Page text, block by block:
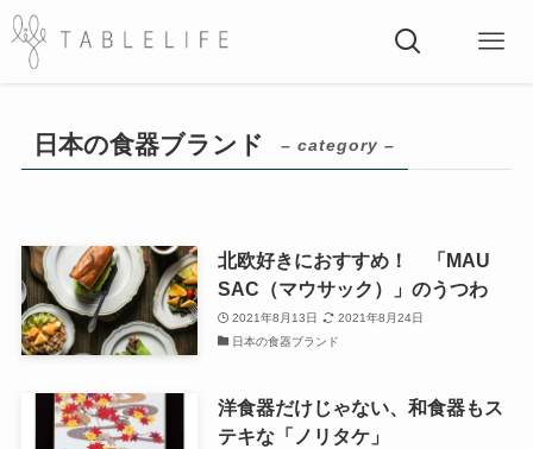
日本の食器ブランド – category –
北欧好きにおすすめ！ 「MAU
SAC（マウサック）」のうつわ
2021年8月13日
2021年8月24日
日本の食器ブランド
洋食器だけじゃない、和食器もス
テキな「ノリタケ」